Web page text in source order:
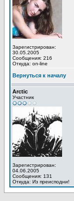
Зарегистрирован:
30.05.2005
Сообщения: 216
Откуда: on-line
Вернуться к началу
Arctic
Участник
Зарегистрирован:
04.06.2005
Сообщения: 131
Откуда: Из преисподни!